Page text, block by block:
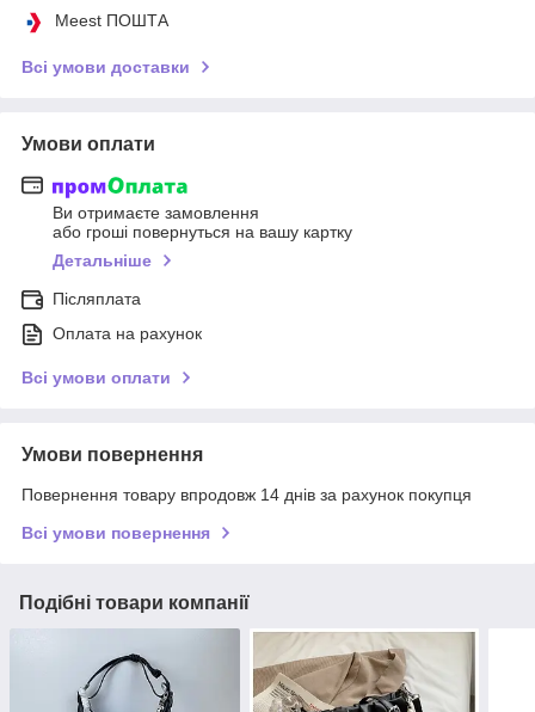
Meest ПОШТА
Всі умови доставки
Умови оплати
Ви отримаєте замовлення
або гроші повернуться на вашу картку
Детальніше
Післяплата
Оплата на рахунок
Всі умови оплати
Умови повернення
Повернення товару впродовж 14 днів за рахунок покупця
Всі умови повернення
Подібні товари компанії